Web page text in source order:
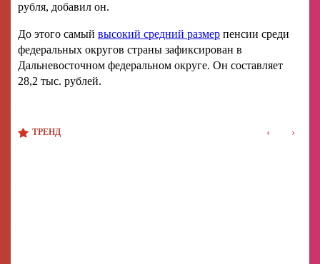
рубля, добавил он.
До этого самый высокий средний размер пенсии среди
федеральных округов страны зафиксирован в
Дальневосточном федеральном округе. Он составляет
28,2 тыс. рублей.
ТРЕНД ‹ ›